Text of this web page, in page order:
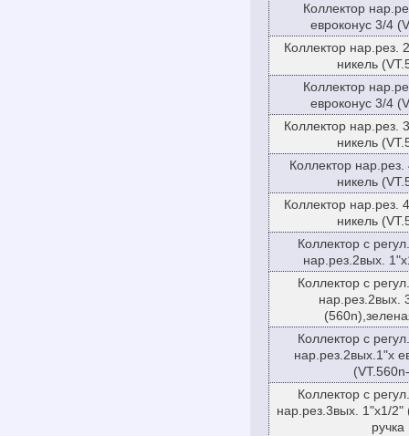
Коллектор
евроконус 3/4
Коллектор нар.рез.
никель
Коллектор
евроконус 3/4
Коллектор нар.рез.
никель
Коллектор
никель
Коллектор нар.рез.
никель
Коллектор с
нар.рез.2вых.
Коллектор с
нар.рез.2вых.
Коллектор с
нар.рез.2вых.1"х
Коллектор с
нар.рез.3вых. 1"х1/2"
ручка